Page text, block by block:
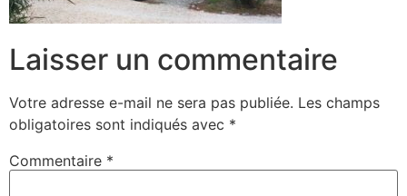
Laisser un commentaire
Votre adresse e-mail ne sera pas publiée. Les champs
obligatoires sont indiqués avec *
Commentaire *